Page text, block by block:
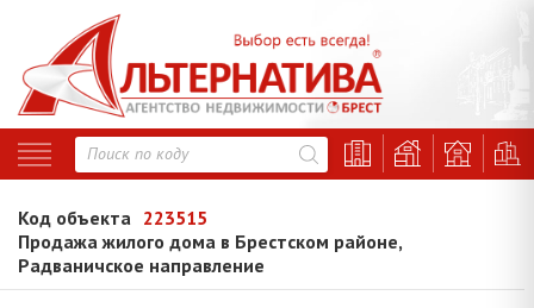
Код объекта 223515
Продажа жилого дома в Брестском районе,
Радваничское направление